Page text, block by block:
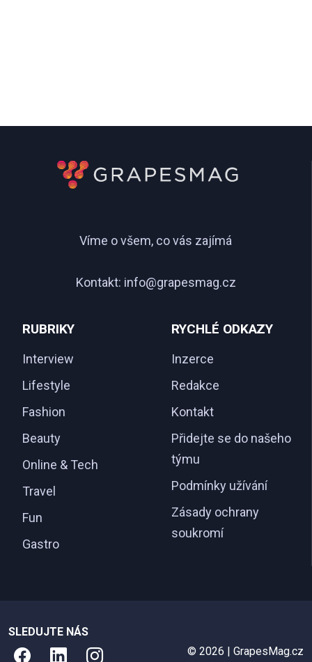
Víme o všem, co vás zajímá
Kontakt: info@grapesmag.cz
RUBRIKY
Interview
Lifestyle
Fashion
Beauty
Online & Tech
Travel
Fun
Gastro
RYCHLÉ ODKAZY
Inzerce
Redakce
Kontakt
Přidejte se do našeho
týmu
Podmínky užívání
Zásady ochrany
soukromí
SLEDUJTE NÁS
© 2026 | GrapesMag.cz